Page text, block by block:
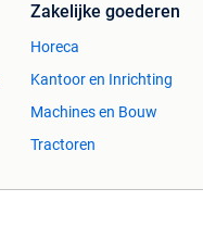
Zakelijke goederen
Horeca
Kantoor en Inrichting
Machines en Bouw
Tractoren